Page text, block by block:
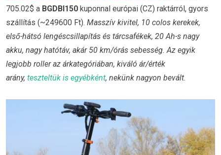
705.02$ a BGDBI150 kuponnal európai (CZ) raktárról, gyors
szállítás (~249600 Ft). Masszív kivitel, 10 colos kerekek,
első-hátsó lengéscsillapítás és tárcsafékek, 20 Ah-s nagy
akku, nagy hatótáv, akár 50 km/órás sebesség. Az egyik
legjobb roller az árkategóriában, kiváló ár/érték
arány, teszteltük is egyébként, nekünk nagyon bevált.